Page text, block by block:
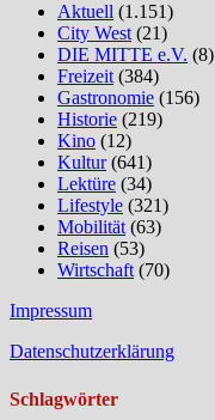
Aktuell (1.151)
City West (21)
DIE MITTE e.V. (8)
Freizeit (384)
Gastronomie (156)
Historie (219)
Kino (12)
Kultur(641)
Lektüre (34)
Lifestyle (321)
Mobilität (63)
Reisen (53)
Wirtschaft (70)
Impressum
Datenschutzerklärung
Schlagwörter